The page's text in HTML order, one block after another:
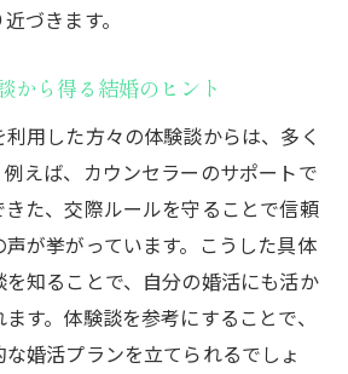
づきます。
から得る結婚のヒント
用した方々の体験談からは、多く
えば、カウンセラーのサポートで
た、交際ルールを守ることで信頼
が挙がっています。こうした具体
知ることで、自分の婚活にも活か
す。体験談を参考にすることで、
婚活プランを立てられるでしょ